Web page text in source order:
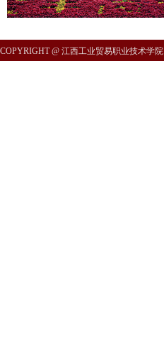
COPYRIGHT @ 江西工业贸易职业技术学院